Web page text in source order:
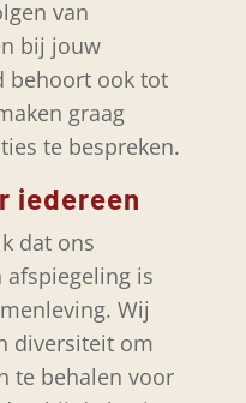
van
bij jouw
behoort ook tot
graag
te bespreken.
iedereen
dat ons
is
Wij
diversiteit om
te behalen voor